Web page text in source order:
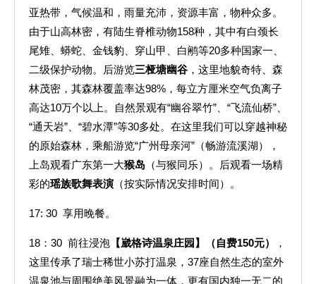
亚热带，气候温和，雨量充沛，资源丰富，物种众多。
由于山高林密，有陆生脊椎动物158种，其中有白颈长
尾雉、蟒蛇、金钱豹、穿山甲、白鹇等20多种国家一、
二级保护动物。后游览三桠塘幽谷 ，这里地貌奇特、森
林茂密，其森林覆盖率达98%，每立方厘米空气负离子
高达10万个以上。自然景观有“幽谷翠竹”、“飞流仙桥”、
“通天岩”、“碧水潭”等30多处。在这里我们可以穿越神秘
的原始森林，乘船游览“广州母亲河”（畅游流溪湖），
上岛观看广东第一大猴岛 （与猴同乐）。后观看一场精
彩的瑶族歌舞表演 （按实际情况安排时间）。
17: 30 享用晚餐。
18：30 前往浸泡 【崴格诗温泉庄园】（自费150元）
，
这里传承了瑞士稀世小苏打温泉，37座自然生态的室外
温泉池与周围绝美风景融为一体，更有国内独一无二的